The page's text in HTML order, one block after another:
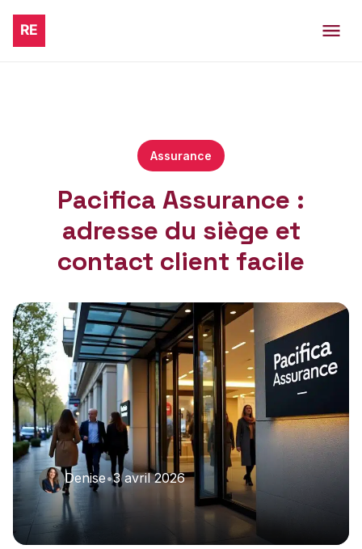
Assurance
Pacifica Assurance :
adresse du siège et
contact client facile
Denise•3 avril 2026